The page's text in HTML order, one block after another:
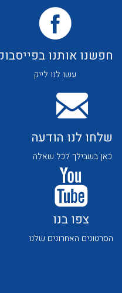
לכל מוצרי היצרן
חפשנו אותנו
עשו לנו לייק
שלחו לנו הודעה
כאן בשבילך לכל שאלה
צפו בנו
הסרטונים האחרונים שלנו